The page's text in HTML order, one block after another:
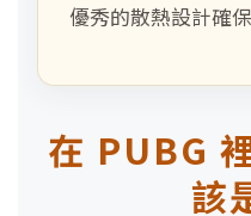
優秀的散熱設計確
在 PUBG
該